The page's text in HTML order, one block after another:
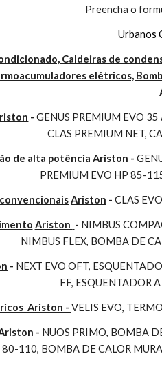
Preencha o
Urbanos
Caldeiras de
elétricos,
- GENUS PREMIUM EVO
CLAS PREMIUM NET,
de alta potência Ariston -
PREMIUM EVO HP 85-
Ariston - CLAS
Ariston - NIMBUS
NIMBUS FLEX, BOMBA DE
- NEXT EVO OFT,
FF, ESQUENTADOR
Ariston - VELIS EVO,
- NUOS PRIMO, BOMBA
80-110, BOMBA DE CALOR